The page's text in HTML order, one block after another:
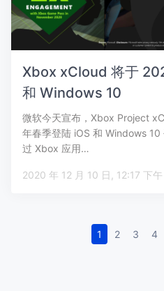
Xbox xCloud 将于
和 Windows 10
微软今天宣布，Xbox Project
年春季登陆 iOS 和 Windows
过 Xbox 应用…
2020 年 12 月 10 日, 12:17 下午
1 2 3 4